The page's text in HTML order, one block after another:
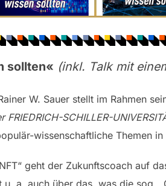
sollten« (inkl. Talk mit
W. Sauer stellt im Rahmen
FRIEDRICH-SCHILLER-
wissenschaftliche Themen in
geht der Zukunftscoach auf
a. auch über das, was die sog.